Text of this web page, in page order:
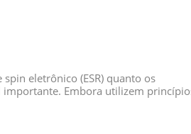
eletrônico (ESR) quanto os
importante. Embora utilizem